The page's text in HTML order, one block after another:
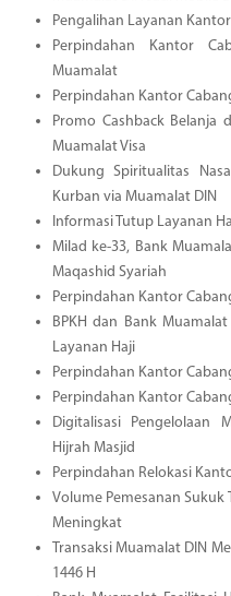
Pengalihan Layanan
Perpindahan Kantor
Muamalat
Perpindahan Kantor
Promo Cashback Belanja
Muamalat Visa
Dukung Spiritualitas
Kurban via Muamalat DIN
Informasi Tutup Layanan
Milad ke-33, Bank
Maqashid Syariah
Perpindahan Kantor
BPKH dan Bank
Layanan Haji
Perpindahan Kantor
Perpindahan Kantor
Digitalisasi Pengelolaan
Hijrah Masjid
Perpindahan Relokasi
Volume Pemesanan Sukuk
Meningkat
Transaksi Muamalat DIN
1446 H